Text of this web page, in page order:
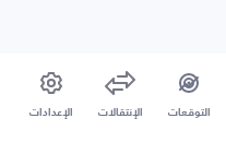
التوقعات الإنتقالات الإعدادات